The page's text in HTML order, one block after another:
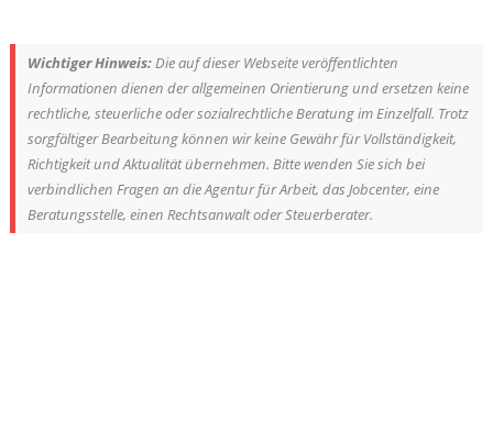
Wichtiger Hinweis:Die auf dieser Webseite veröffentlichten
Informationen dienen der allgemeinen Orientierung und ersetzen keine
rechtliche, steuerliche oder sozialrechtliche Beratung im Einzelfall. Trotz
sorgfältiger Bearbeitung können wir keine Gewähr für Vollständigkeit,
Richtigkeit und Aktualität übernehmen. Bitte wenden Sie sich bei
verbindlichen Fragen an die Agentur für Arbeit, das Jobcenter, eine
Beratungsstelle, einen Rechtsanwalt oder Steuerberater.